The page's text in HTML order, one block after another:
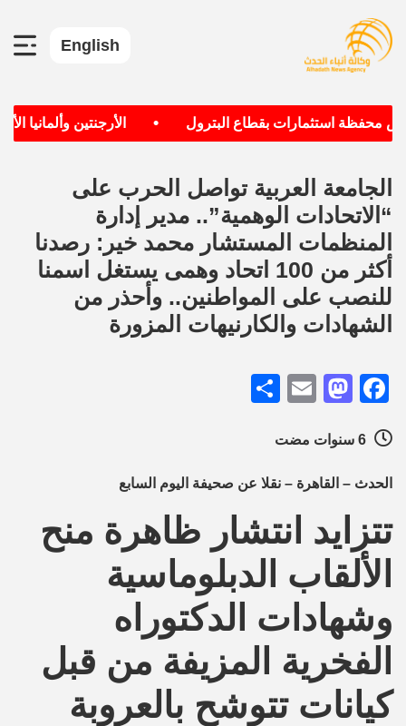
English
محفظة استثمارات بقطاع البترول الأرجنتين وألمانيا
الجامعة العربية تواصل الحرب على
“الاتحادات الوهمية”.. مدير إدارة
المنظمات المستشار محمد خير: رصدنا
أكثر من 100 اتحاد وهمى يستغل اسمنا
للنصب على المواطنين.. وأحذر من
الشهادات والكارنيهات المزورة
Facebook
Mastodon
Email
الحدث – القاهرة – نقلا عن صحيفة اليوم السابع
تتزايد انتشار ظاهرة منح
الألقاب الدبلوماسية
وشهادات الدكتوراه
الفخرية المزيفة من قبل
كيانات تتوشح بالعروبة